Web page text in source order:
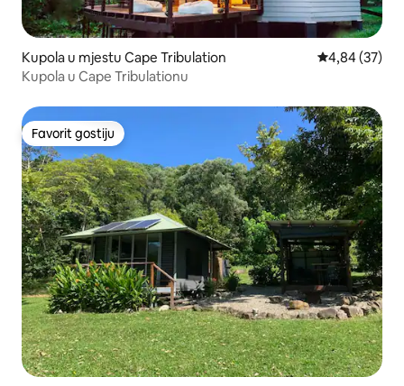
Kupola u mjestu Cape Tribulation Prosječna
4,84 (37)
Kupola u Cape Tribulationu
Favorit gostiju
Favorit gostiju